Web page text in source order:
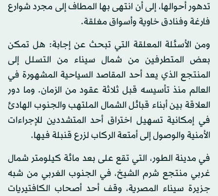
تدهور أحوالها، إلى أن انتهى بها المطاف إلى مجرد شوارع
فارغة وفنادق خاوية وأسواق مغلقة.
ومن الأسئلة المعلقة التي تبحث عن إجابة: هل تمكن
بعض المتطرفين من شمال سيناء من التسلل إلى
المنتجع الذي يعد أحد المقاصد السياحية المشهورة في
العالم منذ تأسيسه قبل ثلاثة عقود من الزمان. وما دور
العلاقة بين أبناء قبائل الشمال الملتهب والجنوب الهادئ
في إمكانية تسهيل اختراق أحد المتشددين للإجراءات
الأمنية والوصول إلى أمتعة الركاب لزرع قنبلة فيها.
في مدينة الطور، التي تقع على بعد مائة كيلومتر شمال
غربي منتجع شرم الشيخ، في الجنوب الغربي من شبه
جزيرة سيناء المصرية، وقف أحد أصحاب الكافتيريات